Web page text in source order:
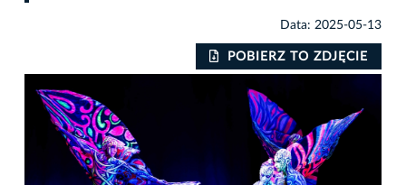
Data: 2025-05-13
POBIERZ TO ZDJĘCIE